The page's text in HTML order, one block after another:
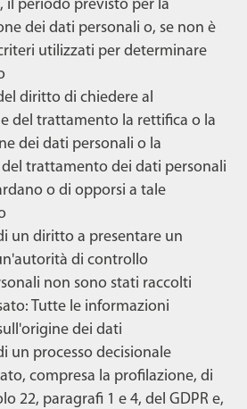
il periodo previsto per la
dei dati personali o, se non è
utilizzati per determinare
diritto di chiedere al
del trattamento la rettifica o la
dei dati personali o la
trattamento dei dati personali
o di opporsi a tale
un diritto a presentare un
di controllo
non sono stati raccolti
Tutte le informazioni
dei dati
un processo decisionale
compresa la profilazione, di
22, paragrafi 1 e 4, del GDPR e,